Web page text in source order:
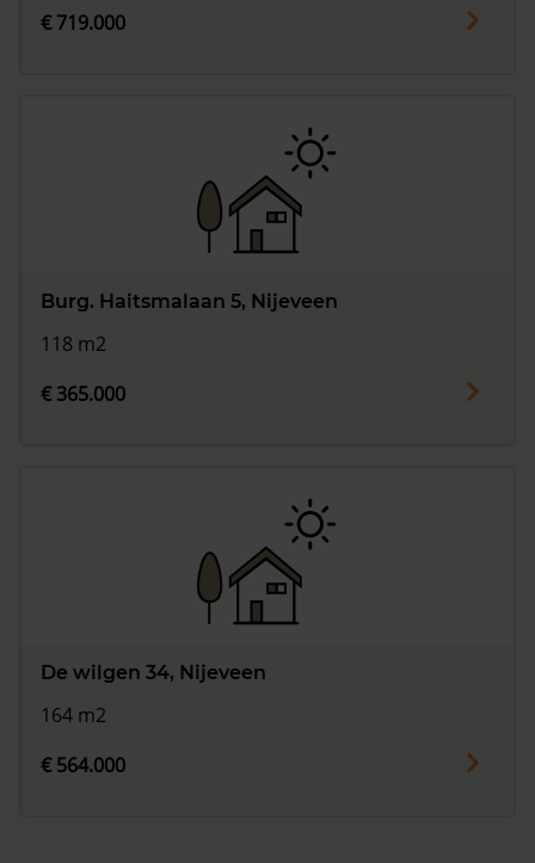
€ 719.000
Burg. Haitsmalaan 5, Nijeveen
118 m2
€ 365.000
De wilgen 34, Nijeveen
164 m2
€ 564.000